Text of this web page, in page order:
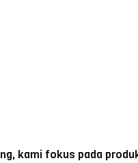
kami fokus pada